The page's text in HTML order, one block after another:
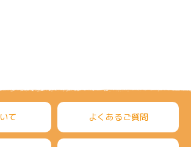
て よくあるご質問